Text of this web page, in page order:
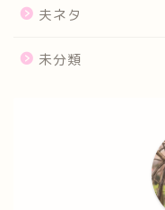
夫ネタ
未分類